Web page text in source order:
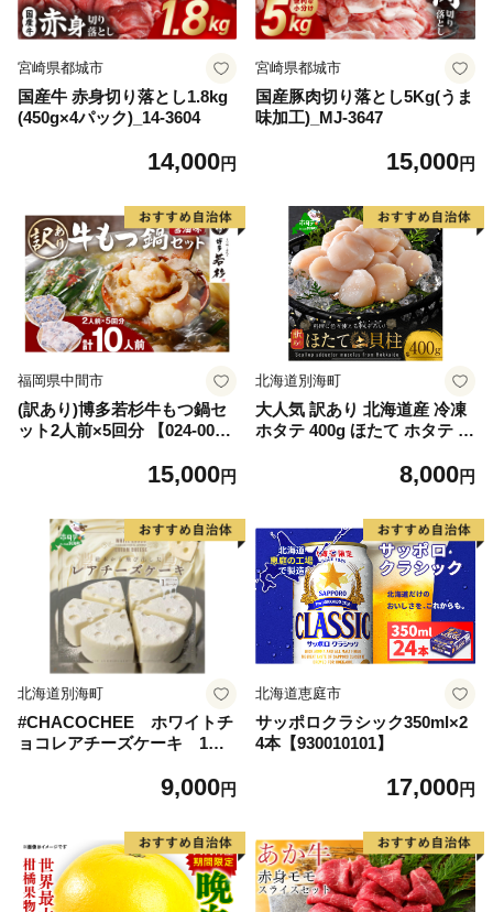
宮崎県都城市
国産牛 赤身切り落とし1.8kg
(450g×4パック)_14-3604
14,000円
宮崎県都城市
国産豚肉切り落とし5Kg(うま
味加工)_MJ-3647
15,000円
福岡県中間市
(訳あり)博多若杉牛もつ鍋セ
ット2人前×5回分 【024-002
15,000円
北海道別海町
大人気 訳あり 北海道産 冷凍
ホタテ 400g ほたて ホタテ 帆
8,000円
北海道別海町
#CHACOCHEE ホワイトチ
ョコレアチーズケーキ 1ホ
海町,チーズ,ちーず,チーズケ
9,000円
北海道恵庭市
サッポロクラシック350ml×2
4本【930010101】
17,000円